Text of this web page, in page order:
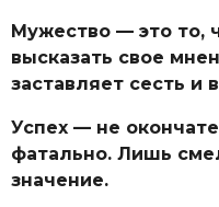
Мужество — это то,
высказать свое
заставляет сесть и
Успех — не
фатально. Лишь
значение.